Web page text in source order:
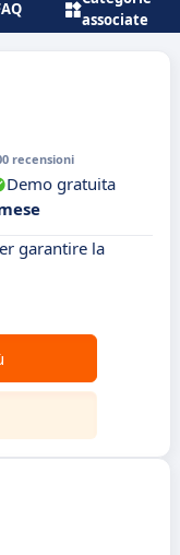
associate
recensioni
Demo gratuita
garantire la